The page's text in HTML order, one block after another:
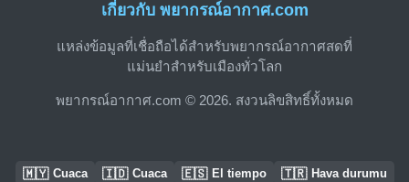
เกี่ยวกับ พยากรณ์อากาศ.com
แหล่งข้อมูลที่เชื่อถือได้สำหรับพยากรณ์อากาศสดที่
แม่นยำสำหรับเมืองทั่วโลก
พยากรณ์อากาศ.com © 2026. สงวนลิขสิทธิ์ทั้งหมด
🇲🇾 Cuaca 🇮🇩 Cuaca 🇪🇸 El tiempo 🇹🇷 Hava durumu